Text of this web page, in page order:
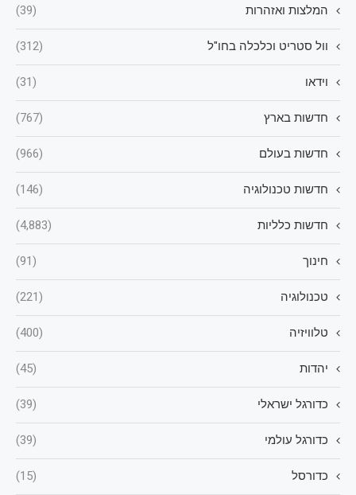
המלצות ואזהרות (39)
וול סטריט וכלכלה בחו"ל (312)
וידאו (31)
חדשות בארץ (767)
חדשות בעולם (966)
חדשות טכנולוגיה (146)
חדשות כלליות (4,883)
חינוך (91)
טכנולוגיה (221)
טלוויזיה (400)
יהדות (45)
כדורגל ישראלי (39)
כדורגל עולמי (39)
כדורסל (15)